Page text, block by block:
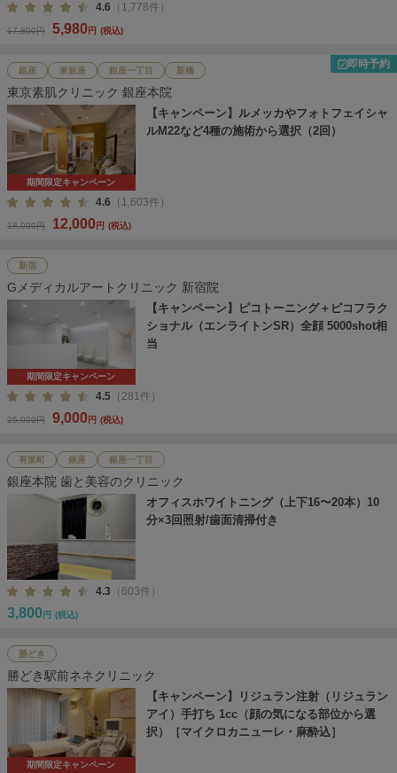
4.6 （1,778件）
17,800円 5,980円 (税込)
銀座 東銀座 銀座一丁目 新橋
即時予約
東京素肌クリニック 銀座本院
期間限定キャンペーン
【キャンペーン】ルメッカやフォトフェイシャ
ルM22など4種の施術から選択（2回）
4.6 （1,603件）
18,000円 12,000円 (税込)
新宿
Gメディカルアートクリニック 新宿院
期間限定キャンペーン
【キャンペーン】ピコトーニング＋ピコフラク
ショナル（エンライトンSR）全顔 5000shot相
当
4.5 （281件）
25,000円 9,000円 (税込)
有楽町 銀座 銀座一丁目
銀座本院 歯と美容のクリニック
オフィスホワイトニング（上下16〜20本）10
分×3回照射/歯面清掃付き
4.3 （603件）
3,800 円 (税込)
勝どき
勝どき駅前ネネクリニック
期間限定キャンペーン
【キャンペーン】リジュラン注射（リジュラン
アイ）手打ち 1cc（顔の気になる部位から選
択）［マイクロカニューレ・麻酔込］